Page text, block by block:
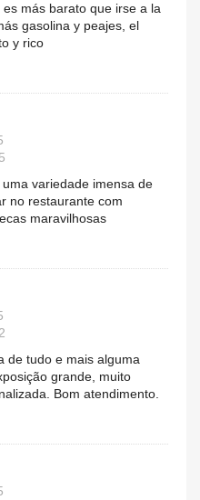
más barato que irse a la
gasolina y peajes, el
y rico
variedade imensa de
no restaurante com
maravilhosas
de tudo e mais alguma
grande, muito
Bom atendimento.